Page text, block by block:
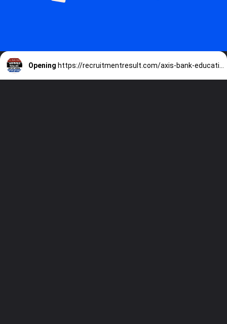
Opening https://recruitmentresult.com/axis-bank-education-loan/